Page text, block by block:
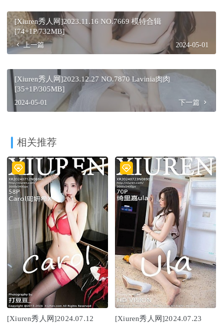
[Xiuren秀人网]2023.11.16 NO.7669 模特合辑
[74+1P/732MB]
上一篇 2024-05-01
[Xiuren秀人网]2023.12.27 NO.7870 Lavinia肉肉
[35+1P/305MB]
2024-05-01 下一篇
相关推荐
[Xiuren秀人网]2024.07.12
[Xiuren秀人网]2024.07.23